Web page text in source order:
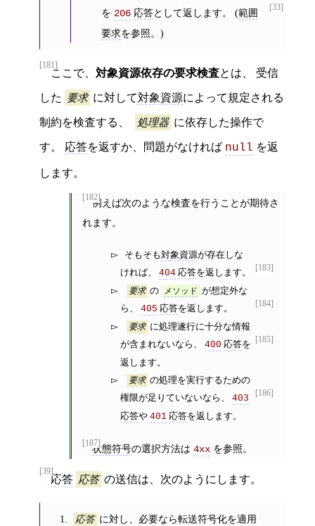
[33]
を 206 応答として返します。 (範囲
要求を参照。)
[181]
ここで、 対象資源依存の要求検査とは、 受信
した 要求 に対して対象資源によって規定される
制約を検査する、 処理器 に依存した操作で
す。 応答を返すか、問題がなければ null を返
します。
[182]例えば次のような検査を行うことが期待さ
れます。
[183]
そもそも対象資源が存在しな
ければ、404 応答を返します。
[184]
要求 の メソッド が想定外な
ら、405 応答を返します。
[185]
要求 に処理遂行に十分な情報
が含まれないなら、400 応答を
返します。
[186]
要求 の処理を実行するための
権限が足りていないなら、403
応答や401 応答を返します。
[187]状態符号の選択方法は 4xxを参照。
[39]
応答 応答 の送信は、次のようにします。
応答 に対し、必要なら転送符号化を適用